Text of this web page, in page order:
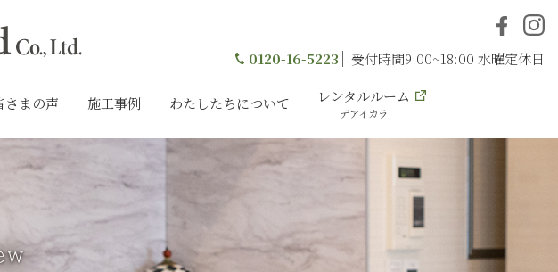
0120-16-5223 受付時間9:00~18:00 水曜定休日
さまの声 施工事例 わたしたちについて レンタルルーム
デアイカラ